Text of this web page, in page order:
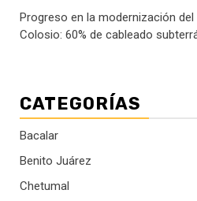
Progreso en la modernización del
Colosio: 60% de cableado
CATEGORÍAS
Bacalar
Benito Juárez
Chetumal